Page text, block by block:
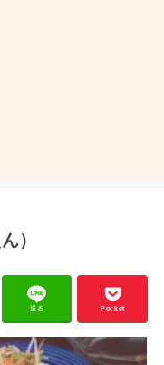
）
送る Pocket